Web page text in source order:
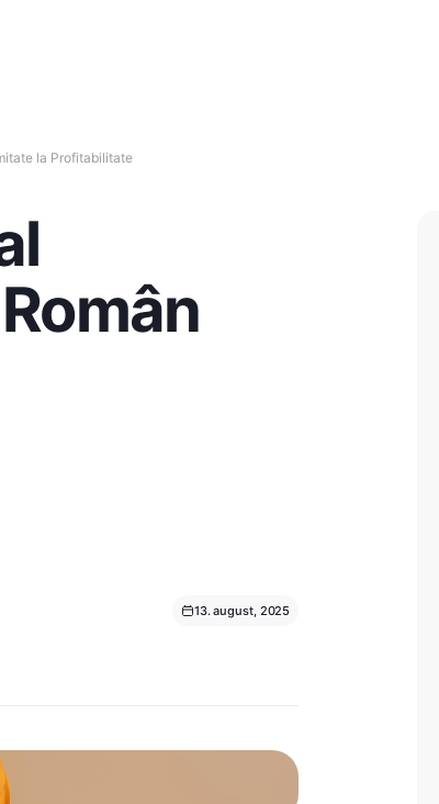
la Profitabilitate
13. august, 2025